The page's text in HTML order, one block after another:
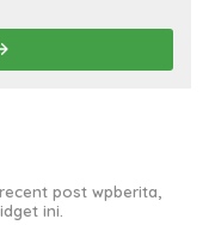
post wpberita,
ini.